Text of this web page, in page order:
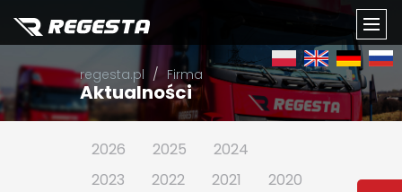
regesta.pl Firma
Aktualności
2026 2025
2024
2023
2022 2021
2020